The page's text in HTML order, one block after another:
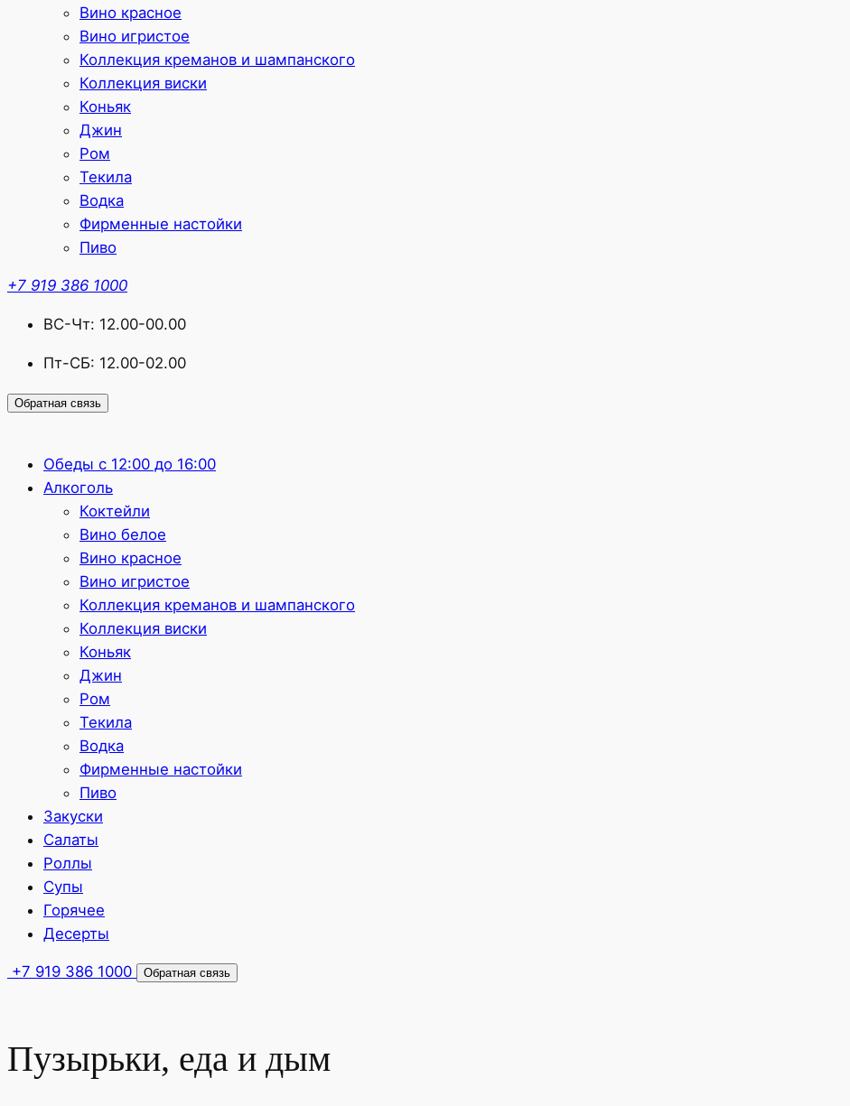
Вино красное
Вино игристое
Коллекция креманов и шампанского
Коллекция виски
Коньяк
Джин
Ром
Текила
Водка
Фирменные настойки
Пиво
+7 919 386 1000
ВС-Чт: 12.00-00.00
Пт-СБ: 12.00-02.00
Обратная связь
Обеды с 12:00 до 16:00
Алкоголь
Коктейли
Вино белое
Вино красное
Вино игристое
Коллекция креманов и шампанского
Коллекция виски
Коньяк
Джин
Ром
Текила
Водка
Фирменные настойки
Пиво
Закуски
Салаты
Роллы
Супы
Горячее
Десерты
+7 919 386 1000 Обратная связь
Пузырьки, еда и дым